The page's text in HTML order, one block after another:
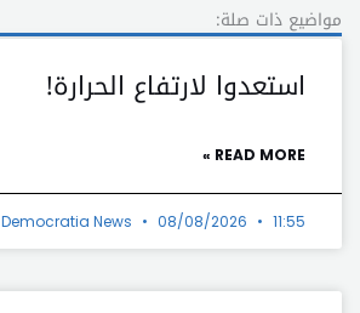
مواضيع ذات صلة:
استعدوا لارتفاع الحرارة!
READ MORE »
Democratia News 08/08/2026 11:55 ص